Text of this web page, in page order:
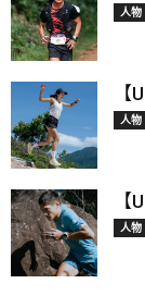
人物
人物
人物